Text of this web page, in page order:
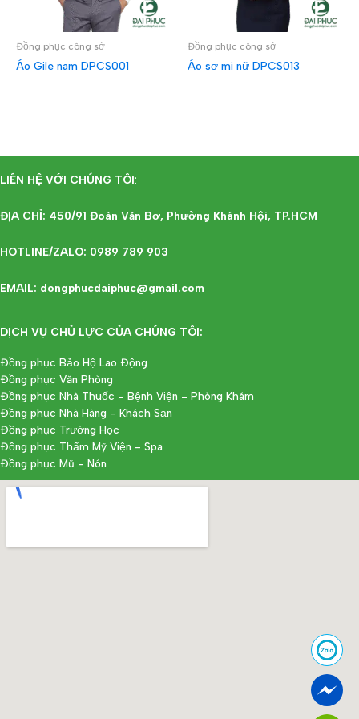
Đồng phục công sở
Áo Gile nam DPCS001
Đồng phục công sở
Áo sơ mi nữ DPCS013
LIÊN HỆ VỚI CHÚNG TÔI:
ĐỊA CHỈ: 450/91 Đoàn Văn Bơ, Phường Khánh Hội, TP.HCM
HOTLINE/ZALO: 0989 789 903
EMAIL: dongphucdaiphuc@gmail.com
DỊCH VỤ CHỦ LỰC CỦA CHÚNG TÔI:
Đồng phục Bảo Hộ Lao Động
Đồng phục Văn Phòng
Đồng phục Nhà Thuốc - Bệnh Viện - Phòng Khám
Đồng phục Nhà Hàng - Khách Sạn
Đồng phục Trường Học
Đồng phục Thẩm Mỹ Viện - Spa
Đồng phục Mũ - Nón